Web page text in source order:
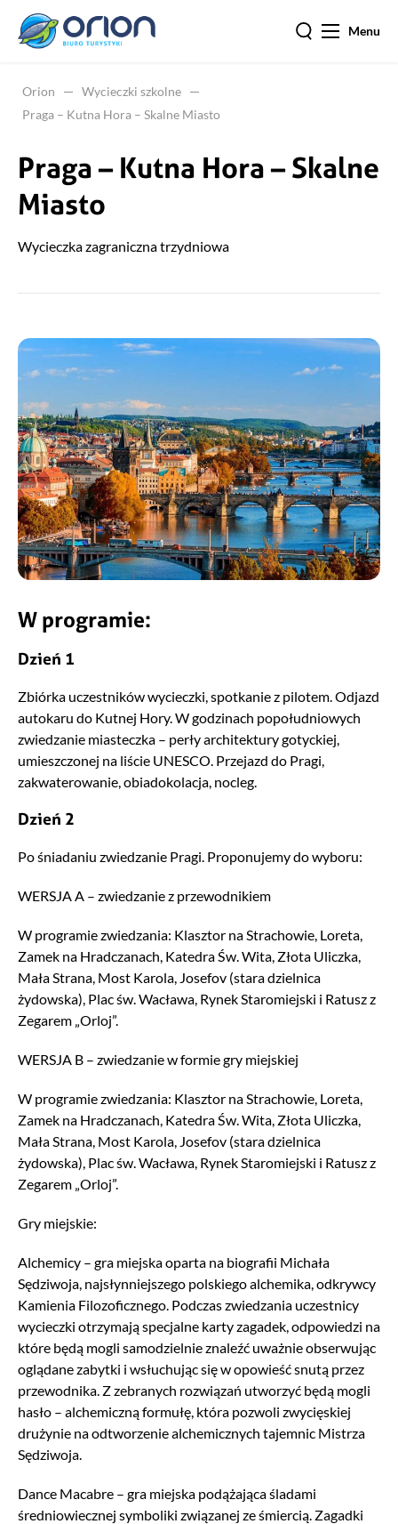
Menu
Orion
Wycieczki szkolne
Praga – Kutna Hora – Skalne Miasto
Praga – Kutna Hora – Skalne
Miasto
Wycieczka zagraniczna trzydniowa
W programie:
Dzień 1
Zbiórka uczestników wycieczki, spotkanie z pilotem. Odjazd
autokaru do Kutnej Hory. W godzinach popołudniowych
zwiedzanie miasteczka – perły architektury gotyckiej,
umieszczonej na liście UNESCO. Przejazd do Pragi,
zakwaterowanie, obiadokolacja, nocleg.
Dzień 2
Po śniadaniu zwiedzanie Pragi. Proponujemy do wyboru:
WERSJA A – zwiedzanie z przewodnikiem
W programie zwiedzania: Klasztor na Strachowie, Loreta,
Zamek na Hradczanach, Katedra Św. Wita, Złota Uliczka,
Mała Strana, Most Karola, Josefov (stara dzielnica
żydowska), Plac św. Wacława, Rynek Staromiejski i Ratusz z
Zegarem „Orloj”.
WERSJA B – zwiedzanie w formie gry miejskiej
W programie zwiedzania: Klasztor na Strachowie, Loreta,
Zamek na Hradczanach, Katedra Św. Wita, Złota Uliczka,
Mała Strana, Most Karola, Josefov (stara dzielnica
żydowska), Plac św. Wacława, Rynek Staromiejski i Ratusz z
Zegarem „Orloj”.
Gry miejskie:
Alchemicy – gra miejska oparta na biografii Michała
Sędziwoja, najsłynniejszego polskiego alchemika, odkrywcy
Kamienia Filozoficznego. Podczas zwiedzania uczestnicy
wycieczki otrzymają specjalne karty zagadek, odpowiedzi na
które będą mogli samodzielnie znaleźć uważnie obserwując
oglądane zabytki i wsłuchując się w opowieść snutą przez
przewodnika. Z zebranych rozwiązań utworzyć będą mogli
hasło – alchemiczną formułę, która pozwoli zwycięskiej
drużynie na odtworzenie alchemicznych tajemnic Mistrza
Sędziwoja.
Dance Macabre – gra miejska podążająca śladami
średniowiecznej symboliki związanej ze śmiercią. Zagadki